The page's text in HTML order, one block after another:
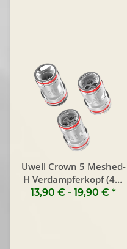
Uwell Crown 5 Meshed-
H Verdampferkopf (4er
Pack)
13,90 € - 19,90 € *